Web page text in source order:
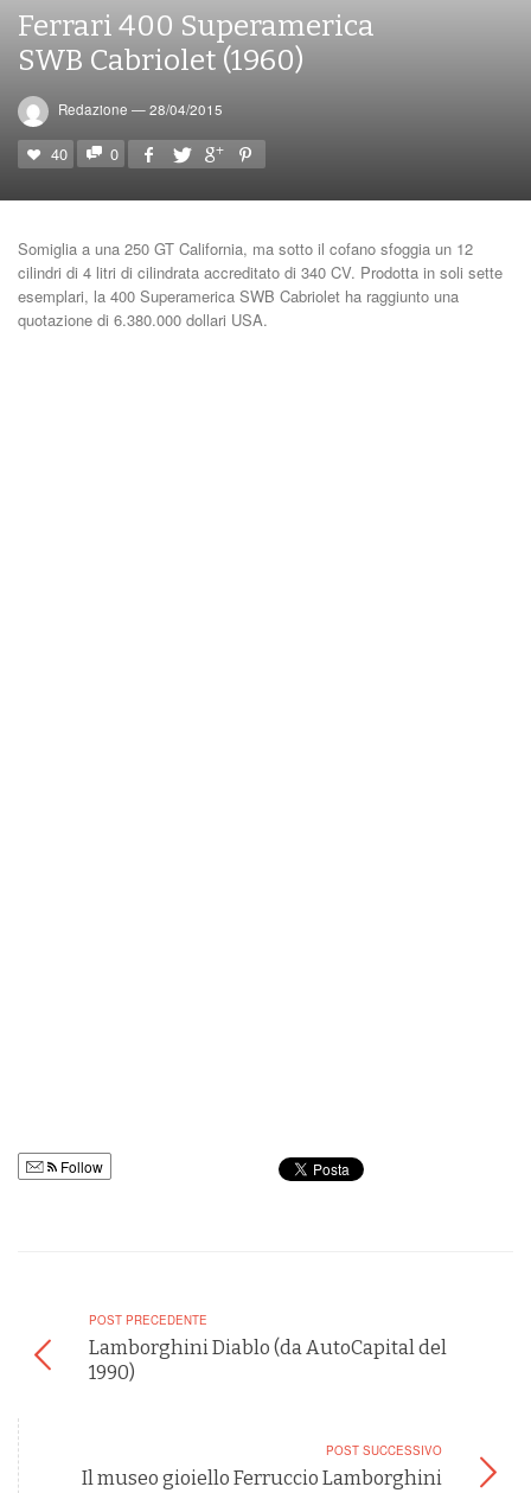
Ferrari 400 Superamerica
SWB Cabriolet (1960)
Redazione —28/04/2015
40 0
Somiglia a una 250 GT California, ma sotto il cofano sfoggia un 12
cilindri di 4 litri di cilindrata accreditato di 340 CV. Prodotta in soli sette
esemplari, la 400 Superamerica SWB Cabriolet ha raggiunto una
quotazione di 6.380.000 dollari USA.
Follow
POST PRECEDENTE
Lamborghini Diablo (da AutoCapital del
1990)
POST SUCCESSIVO
Il museo gioiello Ferruccio Lamborghini